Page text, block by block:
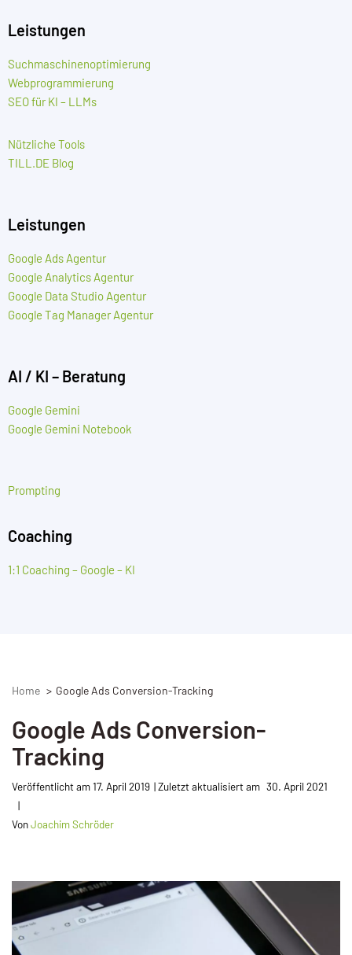
Leistungen
Suchmaschinenoptimierung
Webprogrammierung
SEO für KI – LLMs
Nützliche Tools
TILL.DE Blog
Leistungen
Google Ads Agentur
Google Analytics Agentur
Google Data Studio Agentur
Google Tag Manager Agentur
AI / KI – Beratung
Google Gemini
Google Gemini Notebook
Prompting
Coaching
1:1 Coaching – Google – KI
Home Google Ads Conversion-Tracking
Google Ads Conversion-
Tracking
Veröffentlicht am17. April 2019 30. April 2021
VonJoachim Schröder